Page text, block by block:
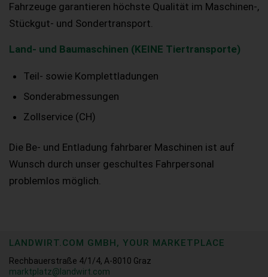
Fahrzeuge garantieren höchste Qualität im Maschinen-,
Stückgut- und Sondertransport.
Land- und Baumaschinen (KEINE Tiertransporte)
Teil- sowie Komplettladungen
Sonderabmessungen
Zollservice (CH)
Die Be- und Entladung fahrbarer Maschinen ist auf
Wunsch durch unser geschultes Fahrpersonal
problemlos möglich.
LANDWIRT.COM GMBH, YOUR MARKETPLACE
Rechbauerstraße 4/1/4, A-8010 Graz
marktplatz@landwirt.com